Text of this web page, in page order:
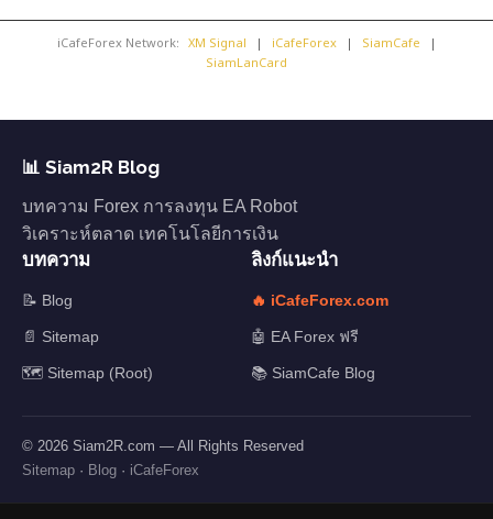
iCafeForex Network: XM Signal | iCafeForex | SiamCafe
|
SiamLanCard
📊 Siam2R Blog
บทความ Forex การลงทุน EA Robot
วิเคราะห์ตลาด เทคโนโลยีการเงิน
บทความ
📝 Blog
📄 Sitemap
🗺️ Sitemap (Root)
ลิงก์แนะนำ
🔥 iCafeForex.com
🤖 EA Forex ฟรี
📚 SiamCafe Blog
© 2026 Siam2R.com — All Rights Reserved
Sitemap · Blog · iCafeForex